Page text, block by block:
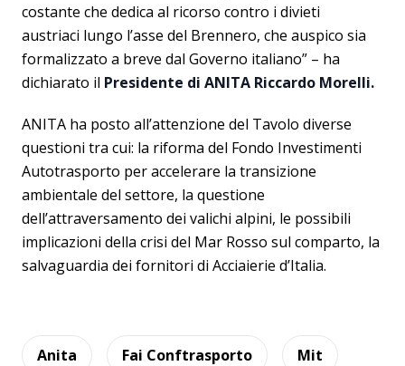
costante che dedica al ricorso contro i divieti
austriaci lungo l’asse del Brennero, che auspico sia
formalizzato a breve dal Governo italiano” – ha
dichiarato il Presidente di ANITA Riccardo Morelli.
ANITA ha posto all’attenzione del Tavolo diverse
questioni tra cui: la riforma del Fondo Investimenti
Autotrasporto per accelerare la transizione
ambientale del settore, la questione
dell’attraversamento dei valichi alpini, le possibili
implicazioni della crisi del Mar Rosso sul comparto, la
salvaguardia dei fornitori di Acciaierie d’Italia.
Anita Fai Conftrasporto Mit